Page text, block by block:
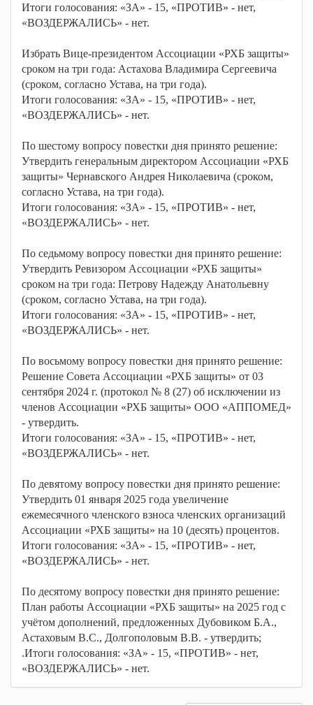
Итоги голосования: «ЗА» - 15, «ПРОТИВ» - нет,
«ВОЗДЕРЖАЛИСЬ» - нет.
Избрать Вице-президентом Ассоциации «РХБ защиты»
сроком на три года: Астахова Владимира Сергеевича
(сроком, согласно Устава, на три года).
Итоги голосования: «ЗА» - 15, «ПРОТИВ» - нет,
«ВОЗДЕРЖАЛИСЬ» - нет.
По шестому вопросу повестки дня принято решение:
Утвердить генеральным директором Ассоциации «РХБ
защиты» Чернавского Андрея Николаевича (сроком,
согласно Устава, на три года).
Итоги голосования: «ЗА» - 15, «ПРОТИВ» - нет,
«ВОЗДЕРЖАЛИСЬ» - нет.
По седьмому вопросу повестки дня принято решение:
Утвердить Ревизором Ассоциации «РХБ защиты»
сроком на три года: Петрову Надежду Анатольевну
(сроком, согласно Устава, на три года).
Итоги голосования: «ЗА» - 15, «ПРОТИВ» - нет,
«ВОЗДЕРЖАЛИСЬ» - нет.
По восьмому вопросу повестки дня принято решение:
Решение Совета Ассоциации «РХБ защиты» от 03
сентября 2024 г. (протокол № 8 (27) об исключении из
членов Ассоциации «РХБ защиты» ООО «АППОМЕД»
- утвердить.
Итоги голосования: «ЗА» - 15, «ПРОТИВ» - нет,
«ВОЗДЕРЖАЛИСЬ» - нет.
По девятому вопросу повестки дня принято решение:
Утвердить 01 января 2025 года увеличение
ежемесячного членского взноса членских организаций
Ассоциации «РХБ защиты» на 10 (десять) процентов.
Итоги голосования: «ЗА» - 15, «ПРОТИВ» - нет,
«ВОЗДЕРЖАЛИСЬ» - нет.
По десятому вопросу повестки дня принято решение:
План работы Ассоциации «РХБ защиты» на 2025 год с
учётом дополнений, предложенных Дубовиком Б.А.,
Астаховым В.С., Долгополовым В.В. - утвердить;
.Итоги голосования: «ЗА» - 15, «ПРОТИВ» - нет,
«ВОЗДЕРЖАЛИСЬ» - нет.